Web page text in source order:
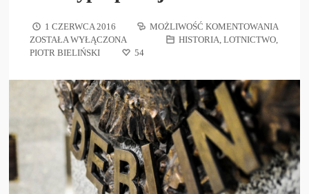
1 CZERWCA 2016
MOŻLIWOŚĆ KOMENTOWANIA
ZOSTAŁA WYŁĄCZONA
HISTORIA LOTNICTWO,
PIOTR BIELIŃSKI
54